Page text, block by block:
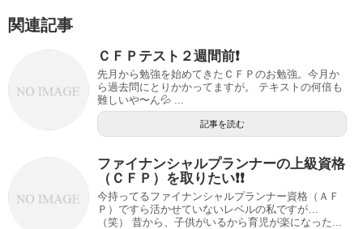
o
k
関連記事
ＣＦＰテスト２週間前❗️
先月から勉強を始めてきたＣＦＰのお勉強。今月か
ら過去問にとりかかってますが。 テキストの何倍も
難しいや〜ん💦 ...
記事を読む
ファイナンシャルプランナーの上級資格
（ＣＦＰ）を取りたい❗️❗️
今持ってるファイナンシャルプランナー資格（ＡＦ
Ｐ）ですら活かせていないレベルの私ですが…
（笑） 昔から、子供がいるから育児が楽になった...